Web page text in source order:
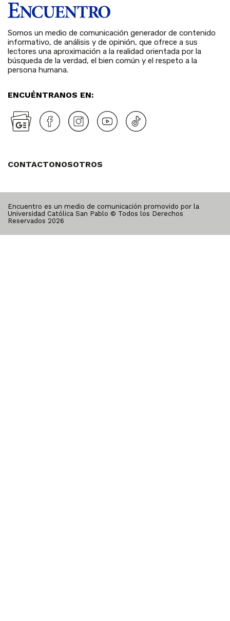
Somos un medio de comunicación generador de contenido
informativo, de análisis y de opinión, que ofrece a sus
lectores una aproximación a la realidad orientada por la
búsqueda de la verdad, el bien común y el respeto a la
persona humana.
ENCUÉNTRANOS EN:
CONTACTONOSOTROS
Encuentro es un medio de comunicación promovido por la
Universidad Católica San Pablo © Todos los Derechos
Reservados 2026